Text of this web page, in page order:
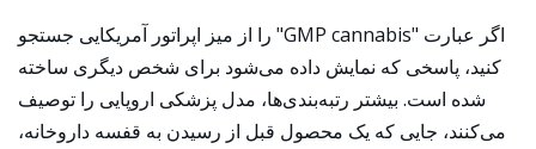
اگر عبارت "GMP cannabis" را از میز اپراتور آمریکایی جستجو
کنید، پاسخی که نمایش داده می‌شود برای شخص دیگری ساخته
شده است. بیشتر رتبه‌بندی‌ها، مدل پزشکی اروپایی را توصیف
می‌کنند، جایی که یک محصول قبل از رسیدن به قفسه داروخانه،